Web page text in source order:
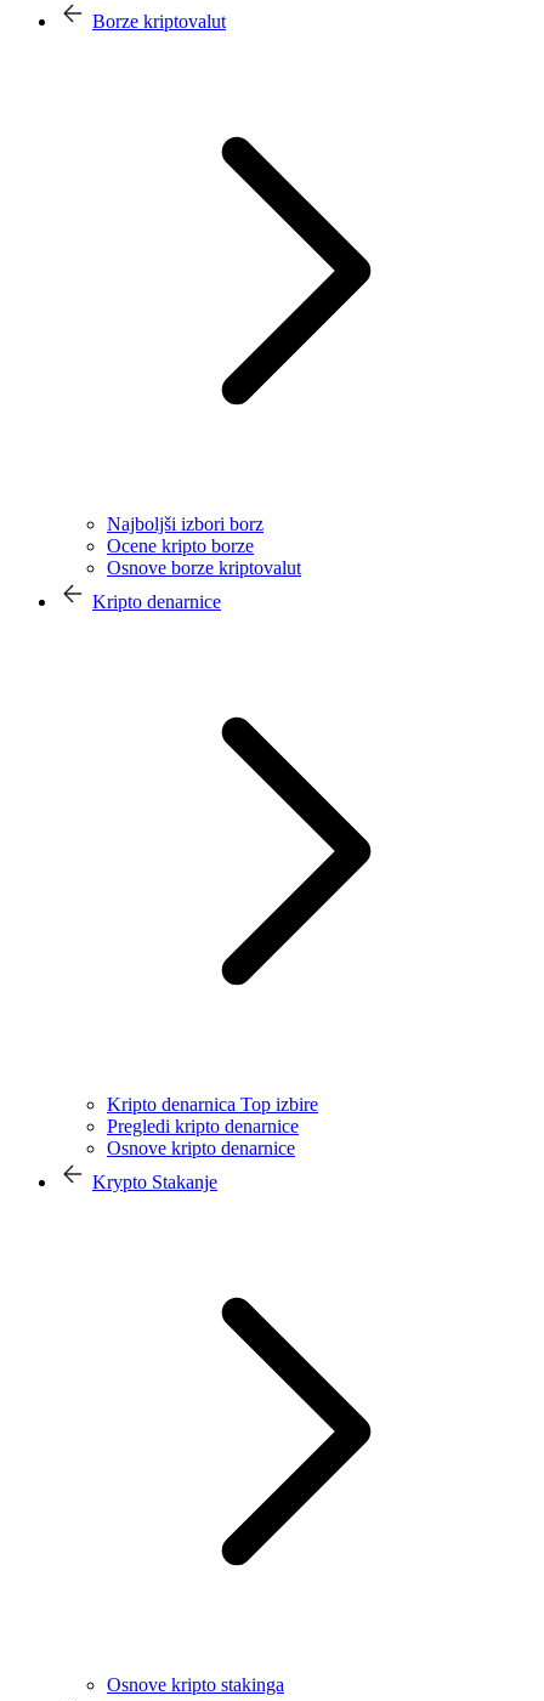
Borze kriptovalut
Najboljši izbori borz
Ocene kripto borze
Osnove borze kriptovalut
Kripto denarnice
Kripto denarnica Top izbire
Pregledi kripto denarnice
Osnove kripto denarnice
Krypto Stakanje
Osnove kripto stakinga